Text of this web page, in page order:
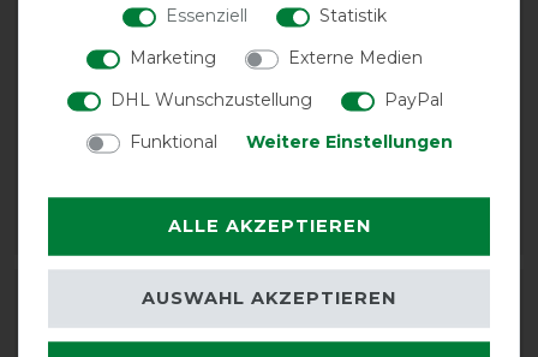
Bucas Deluxe Tail Cord -
Schwarz
vorher 7,00 €
ARTIKEL MERKEN
Surcingles - Navy -
ARTIKEL MERKEN
-10%
Essenziell
Statistik
Marketing
Externe Medien
DHL Wunschzustellung
PayPal
Funktional
Weitere Einstellungen
ALLE AKZEPTIEREN
AUSWAHL AKZEPTIEREN